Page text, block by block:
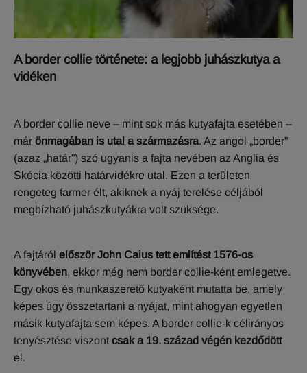
A border collie története: a legjobb juhászkutya a
vidéken
A border collie neve – mint sok más kutyafajta esetében –
már önmagában is utal a származásra. Az angol „border”
(azaz „határ”) szó ugyanis a fajta nevében az Anglia és
Skócia közötti határvidékre utal. Ezen a területen
rengeteg farmer élt, akiknek a nyáj terelése céljából
megbízható juhászkutyákra volt szüksége.
A fajtáról először John Caius tett említést 1576-os
könyvében, ekkor még nem border collie-ként emlegetve.
Egy okos és munkaszerető kutyaként mutatta be, amely
képes úgy összetartani a nyájat, mint ahogyan egyetlen
másik kutyafajta sem képes. A border collie-k célirányos
tenyésztése viszont csak a 19. század végén kezdődött
el.